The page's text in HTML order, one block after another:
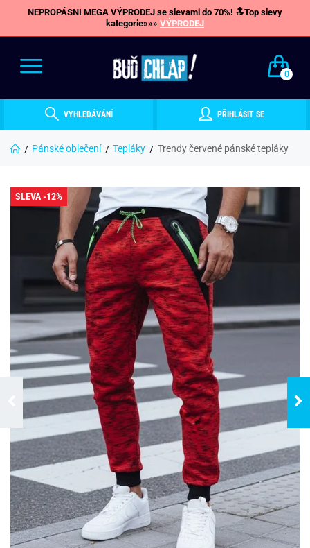
NEPROPÁSNI MEGA VÝPRODEJ se slevami do 70%! 🔝Top slevy
kategorie»»» VÝPRODEJ
0
VYHLEDÁVÁNÍ PŘIHLÁSIT SE
Pánské oblečení Tepláky Trendy červené pánské tepláky
SLEVA -12%